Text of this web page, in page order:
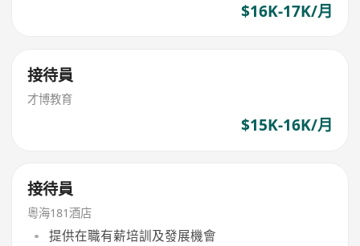
$16K-17K/月
接待員
才博教育
$15K-16K/月
接待員
粵海181酒店
提供在職有薪培訓及發展機會